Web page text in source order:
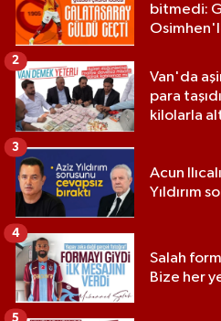
bitmedi:
Van'da
para
kilolarla
2
Acun
Yıldırım
3
Salah
Bize her
4
5